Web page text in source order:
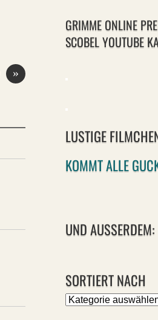
»
GRIMME ONLINE
SCOBEL YOUTUBE
LUSTIGE
KOMMT ALLE
UND AUSSERDEM:
SORTIERT NACH
Sortiert